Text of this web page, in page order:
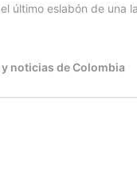
último eslabón de
noticias de Colombia